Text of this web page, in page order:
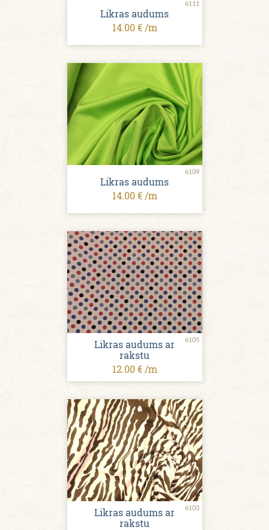
6111
Likras audums
14.00 € /m
6109
Likras audums
14.00 € /m
6105
Likras audums ar
rakstu
12.00 € /m
6103
Likras audums ar
rakstu